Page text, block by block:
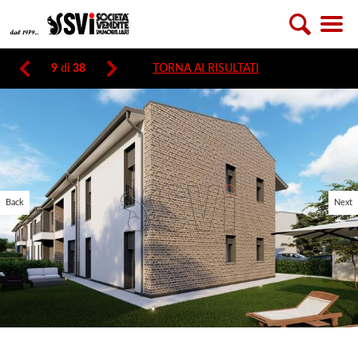
9 di 38 TORNA AI RISULTATI
Back Next